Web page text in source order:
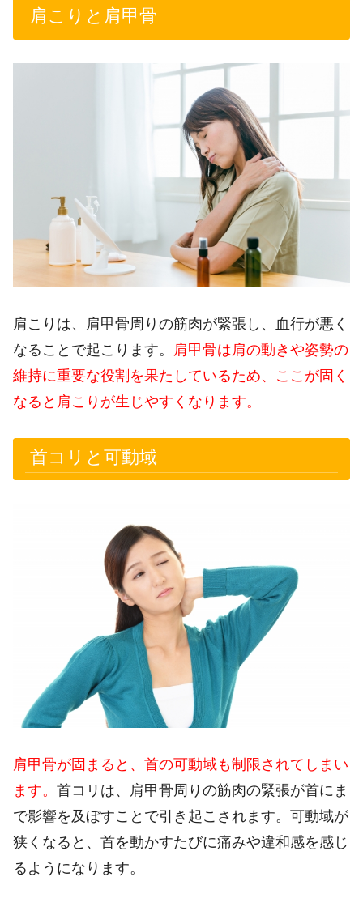
肩こりと肩甲骨
肩こりは、肩甲骨周りの筋肉が緊張し、血行が悪く
なることで起こります。 肩甲骨は肩の動きや姿勢の
維持に重要な役割を果たしているため、ここが固く
なると肩こりが生じやすくなります。
首コリと可動域
肩甲骨が固まると、首の可動域も制限されてしまい
ます。 首コリは、肩甲骨周りの筋肉の緊張が首にま
で影響を及ぼすことで引き起こされます。可動域が
狭くなると、首を動かすたびに痛みや違和感を感じ
るようになります。